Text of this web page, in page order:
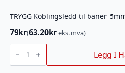
TRYGG Koblingsledd til banen
79kr(63.20kreks. mva)
TRYGG
Koblingsledd
banen
Legg I